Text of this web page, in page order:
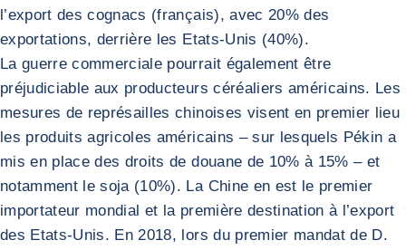
l’export des cognacs (français), avec 20% des
exportations, derrière les Etats-Unis (40%).
La guerre commerciale pourrait également être
préjudiciable aux producteurs céréaliers américains. Les
mesures de représailles chinoises visent en premier lieu
les produits agricoles américains – sur lesquels Pékin a
mis en place des droits de douane de 10% à 15% – et
notamment le soja (10%). La Chine en est le premier
importateur mondial et la première destination à l’export
des Etats-Unis. En 2018, lors du premier mandat de D.